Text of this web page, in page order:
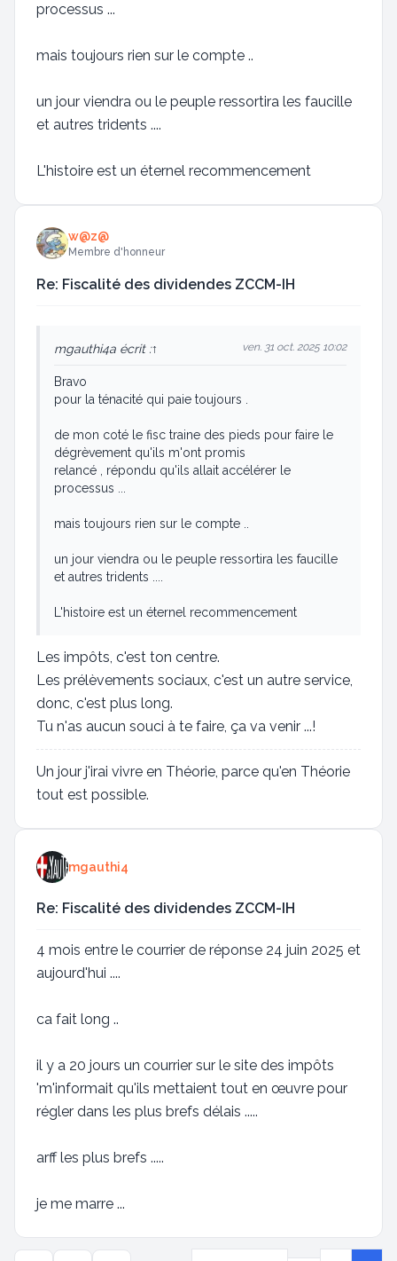
processus ...
mais toujours rien sur le compte ..
un jour viendra ou le peuple ressortira les faucille
et autres tridents ....
L'histoire est un éternel recommencement
w@z@
Membre d'honneur
Re: Fiscalité des dividendes ZCCM-IH
mgauthi4a écrit :↑ ven. 31 oct. 2025 10:02
Bravo
pour la ténacité qui paie toujours .
de mon coté le fisc traine des pieds pour faire le
dégrèvement qu'ils m'ont promis
relancé , répondu qu'ils allait accélérer le
processus ...
mais toujours rien sur le compte ..
un jour viendra ou le peuple ressortira les faucille
et autres tridents ....
L'histoire est un éternel recommencement
Les impôts, c'est ton centre.
Les prélèvements sociaux, c'est un autre service,
donc, c'est plus long.
Tu n'as aucun souci à te faire, ça va venir ...!
Un jour j'irai vivre en Théorie, parce qu'en Théorie
tout est possible.
mgauthi4
Re: Fiscalité des dividendes ZCCM-IH
4 mois entre le courrier de réponse 24 juin 2025 et
aujourd'hui ....
ca fait long ..
il y a 20 jours un courrier sur le site des impôts
'm'informait qu'ils mettaient tout en œuvre pour
régler dans les plus brefs délais .....
arff les plus brefs .....
je me marre ...